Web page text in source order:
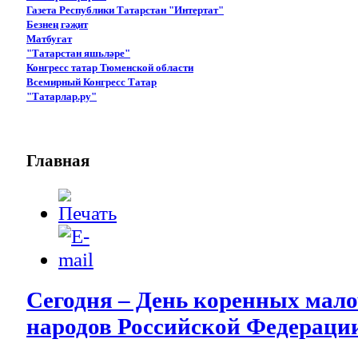
Газета Республики Татарстан "Интертат"
Безнең гәҗит
Матбугат
"Татарстан яшьләре"
Конгресс татар Тюменской области
Всемирный Конгресс Татар
"Татарлар.ру"
Главная
Сегодня – День коренных
народов Российской